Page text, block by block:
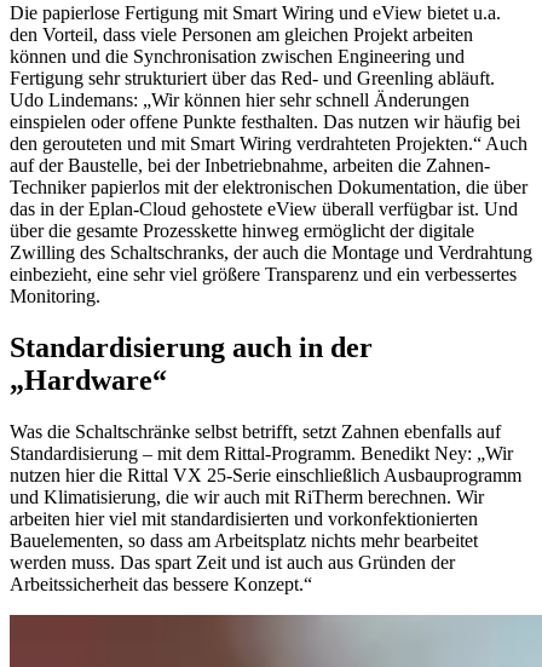
Die papierlose Fertigung mit Smart Wiring und eView bietet u.a.
den Vorteil, dass viele Personen am gleichen Projekt arbeiten
können und die Synchronisation zwischen Engineering und
Fertigung sehr strukturiert über das Red- und Greenling abläuft.
Udo Lindemans: „Wir können hier sehr schnell Änderungen
einspielen oder offene Punkte festhalten. Das nutzen wir häufig bei
den gerouteten und mit Smart Wiring verdrahteten Projekten.“ Auch
auf der Baustelle, bei der Inbetriebnahme, arbeiten die Zahnen-
Techniker papierlos mit der elektronischen Dokumentation, die über
das in der Eplan-Cloud gehostete eView überall verfügbar ist. Und
über die gesamte Prozesskette hinweg ermöglicht der digitale
Zwilling des Schaltschranks, der auch die Montage und Verdrahtung
einbezieht, eine sehr viel größere Transparenz und ein verbessertes
Monitoring.
Standardisierung auch in der
„Hardware“
Was die Schaltschränke selbst betrifft, setzt Zahnen ebenfalls auf
Standardisierung – mit dem Rittal-Programm. Benedikt Ney: „Wir
nutzen hier die Rittal VX 25-Serie einschließlich Ausbauprogramm
und Klimatisierung, die wir auch mit RiTherm berechnen. Wir
arbeiten hier viel mit standardisierten und vorkonfektionierten
Bauelementen, so dass am Arbeitsplatz nichts mehr bearbeitet
werden muss. Das spart Zeit und ist auch aus Gründen der
Arbeitssicherheit das bessere Konzept.“